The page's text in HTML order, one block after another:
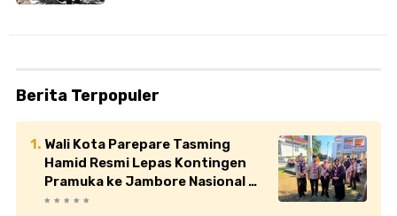
Berita Terpopuler
Wali Kota Parepare Tasming
Hamid Resmi Lepas Kontingen
Pramuka ke Jambore Nasional XII
di Cibubur